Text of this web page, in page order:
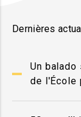
Dernières
Un
de l'École